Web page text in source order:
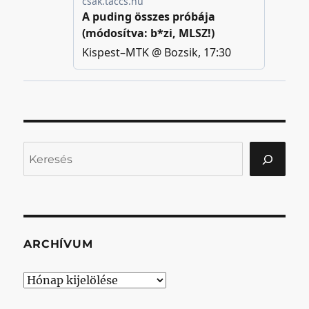
ARCHÍVUM
Archívum